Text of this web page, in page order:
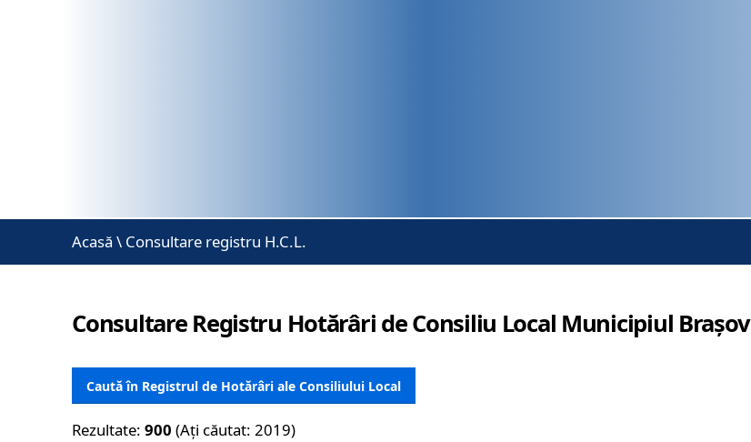
Acasă \ Consultare registru H.C.L.
Consultare Registru Hotărâri de Consiliu Local Municipiul Brașov
Caută în Registrul de Hotărâri ale Consiliului Local
Rezultate:900 (Ați căutat: 2019)